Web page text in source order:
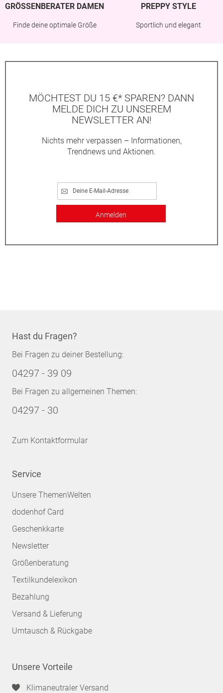
GRÖSSENBERATER DAMEN
Finde deine optimale Größe
PREPPY STYLE
Sportlich und elegant
MÖCHTEST DU 15 €* SPAREN? DANN
MELDE DICH ZU UNSEREM
NEWSLETTER AN!
Nichts mehr verpassen – Informationen,
Trendnews und Aktionen.
Anmelden
Hast du Fragen?
Bei Fragen zu deiner Bestellung:
04297 - 39 09
Bei Fragen zu allgemeinen Themen:
04297 - 30
Zum Kontaktformular
Service
Unsere ThemenWelten
dodenhof Card
Geschenkkarte
Newsletter
Größenberatung
Textilkundelexikon
Bezahlung
Versand & Lieferung
Umtausch & Rückgabe
Unsere Vorteile
Klimaneutraler Versand